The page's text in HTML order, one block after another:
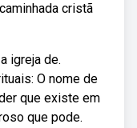
cristã
igreja de.
O nome de
que existe em
que pode.